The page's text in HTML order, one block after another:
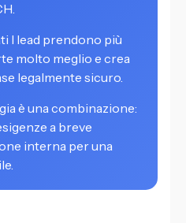
I lead prendono più
molto meglio e crea
legalmente sicuro.
è una combinazione:
a breve
interna per una